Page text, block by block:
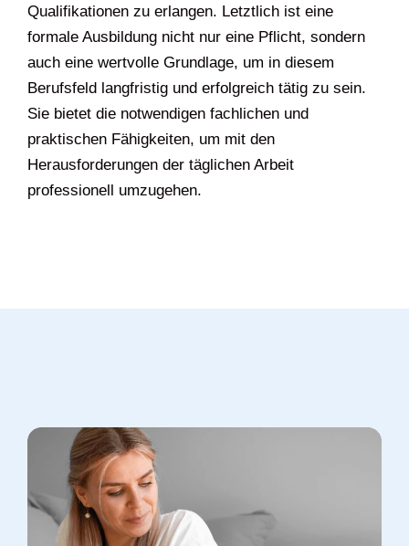
Qualifikationen zu erlangen. Letztlich ist eine
formale Ausbildung nicht nur eine Pflicht, sondern
auch eine wertvolle Grundlage, um in diesem
Berufsfeld langfristig und erfolgreich tätig zu sein.
Sie bietet die notwendigen fachlichen und
praktischen Fähigkeiten, um mit den
Herausforderungen der täglichen Arbeit
professionell umzugehen.